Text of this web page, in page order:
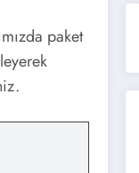
paket